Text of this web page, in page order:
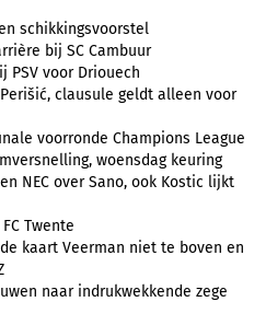
schikkingsvoorstel
bij SC Cambuur
PSV voor Driouech
clausule geldt alleen voor
voorronde Champions League
woensdag keuring
NEC over Sano, ook Kostic lijkt
Twente
kaart Veerman niet te boven en
naar indrukwekkende zege